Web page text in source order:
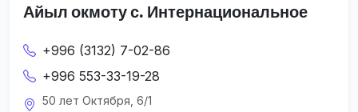
Айыл окмоту с. Интернациональное
+996 (3132) 7-02-86
+996 553-33-19-28
50 лет Октября, 6/1